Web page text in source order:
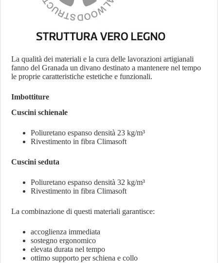
La qualità dei materiali e la cura delle lavorazioni artigianali
fanno del Granada un divano destinato a mantenere nel tempo
le proprie caratteristiche estetiche e funzionali.
Imbottiture
Cuscini schienale
Poliuretano espanso densità 23 kg/m³
Rivestimento in fibra Climasoft
Cuscini seduta
Poliuretano espanso densità 32 kg/m³
Rivestimento in fibra Climasoft
La combinazione di questi materiali garantisce:
accoglienza immediata
sostegno ergonomico
elevata durata nel tempo
ottimo supporto per schiena e collo